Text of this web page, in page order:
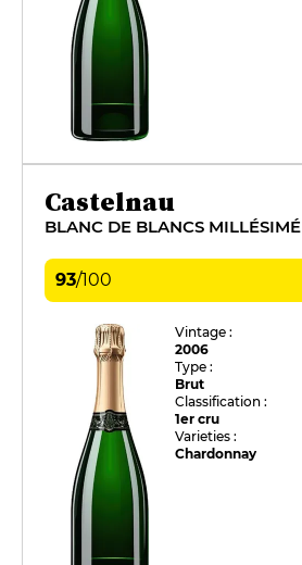
Castelnau
BLANC DE BLANCS MILLÉSIMÉ
93/100
Vintage :
2006
Type :
Brut
Classification :
1er cru
Varieties :
Chardonnay